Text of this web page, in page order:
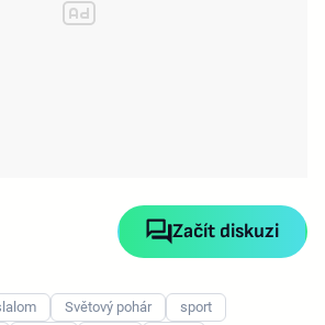
Začít diskuzi
Světový pohár
sport